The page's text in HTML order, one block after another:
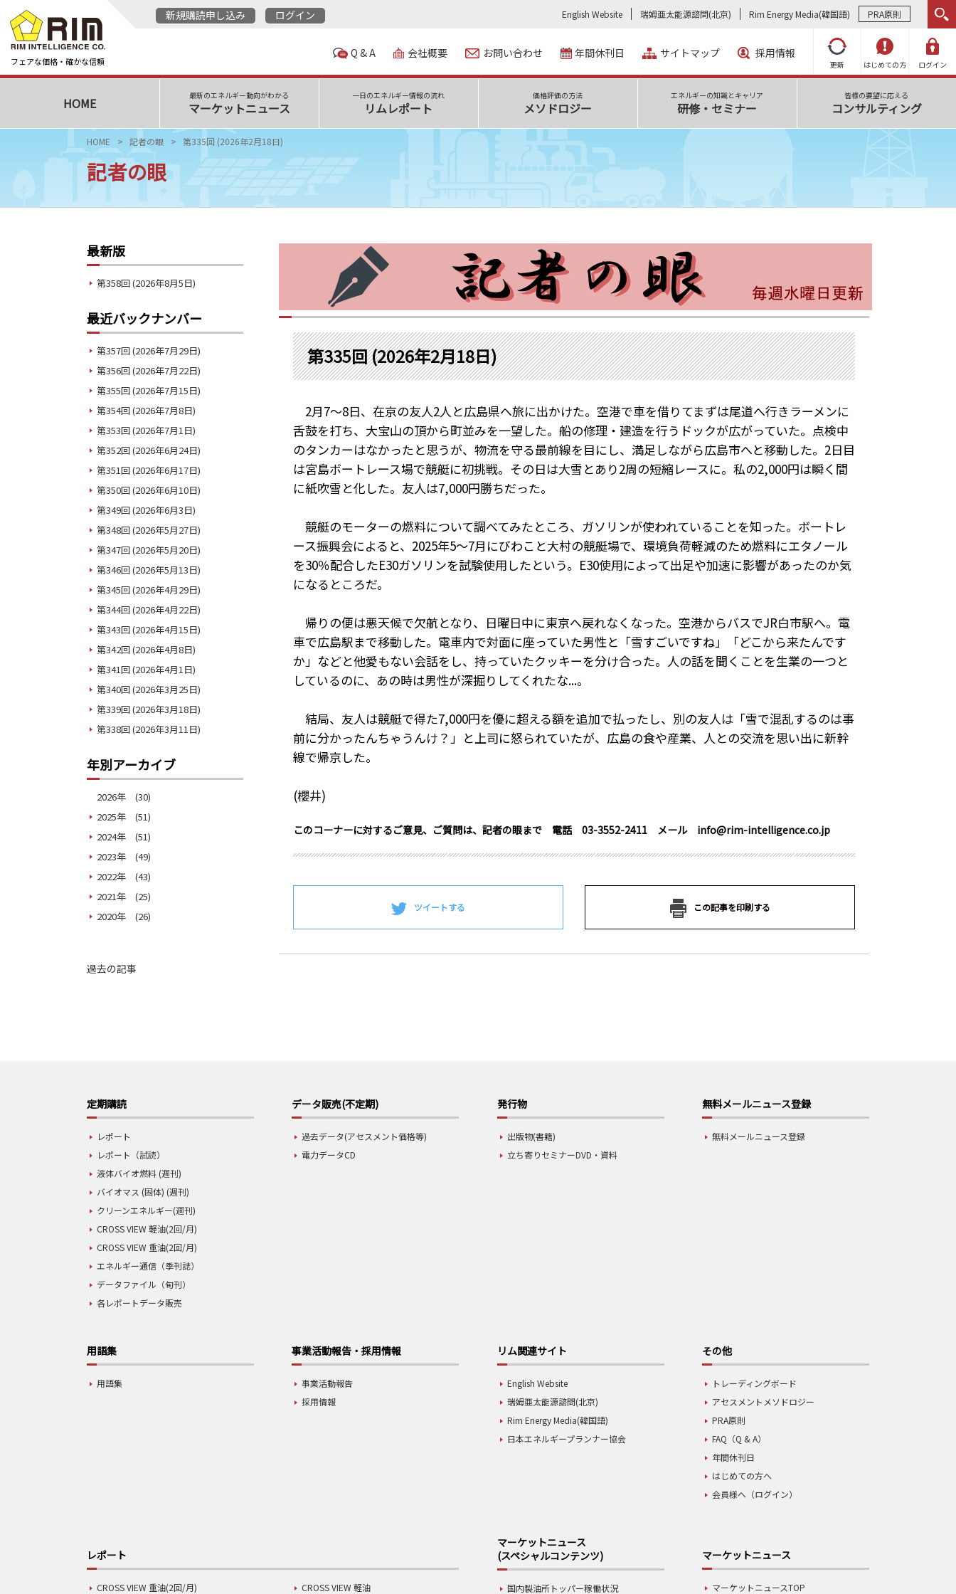
フェアな価格・確かな信頼
新規購読申し込み ログイン English Website 瑞姆亜太能源諮問(北京) Rim Energy Media(韓国語) PRA原則
更新 はじめての方 ログイン
Q & A 会社概要 お問い合わせ 年間休刊日 サイトマップ 採用情報
HOME 最新のエネルギー動向がわかる
マーケットニュース
一日のエネルギー情報の流れ
リムレポート
価格評価の方法
メソドロジー
エネルギーの知識とキャリア
研修・セミナー
皆様の要望に応える
コンサルティング
HOME 記者の眼 第335回 (2026年2月18日)
記者の眼
第335回 (2026年2月18日)
2月7～8日、在京の友人2人と広島県へ旅に出かけた。空港で車を借りてまずは尾道へ行きラーメンに
舌鼓を打ち、大宝山の頂から町並みを一望した。船の修理・建造を行うドックが広がっていた。点検中
のタンカーはなかったと思うが、物流を守る最前線を目にし、満足しながら広島市へと移動した。 2日目
は宮島ボートレース場で競艇に初挑戦。その日は大雪とあり2周の短縮レースに。私の2,000円は瞬く間
に紙吹雪と化した。友人は7,000円勝ちだった。
競艇のモーターの燃料について調べてみたところ、ガソリンが使われていることを知った。ボートレ
ース振興会によると、 2025年5～7月にびわこと大村の競艇場で、環境負荷軽減のため燃料にエタノール
を30％配合したE30ガソリンを試験使用したという。 E30使用によって出足や加速に影響があったのか気
になるところだ。
帰りの便は悪天候で欠航となり、日曜日中に東京へ戻れなくなった。空港からバスでJR白市駅へ。電
車で広島駅まで移動した。電車内で対面に座っていた男性と「雪すごいですね」「どこから来たんです
か」などと他愛もない会話をし、持っていたクッキーを分け合った。人の話を聞くことを生業の一つと
しているのに、あの時は男性が深掘りしてくれたな...。
結局、友人は競艇で得た7,000円を優に超える額を追加で払ったし、別の友人は「雪で混乱するのは事
前に分かったんちゃうんけ？」と上司に怒られていたが、広島の食や産業、人との交流を思い出に新幹
線で帰京した。
(櫻井)
このコーナーに対するご意見、ご質問は、記者の眼まで 電話 03-3552-2411 メール info@rim-intelligence.co.jp
ツイートする この記事を印刷する
最新版
第358回 (2026年8月5日)
最近バックナンバー
第357回 (2026年7月29日)
第356回 (2026年7月22日)
第355回 (2026年7月15日)
第354回 (2026年7月8日)
第353回 (2026年7月1日)
第352回 (2026年6月24日)
第351回 (2026年6月17日)
第350回 (2026年6月10日)
第349回 (2026年6月3日)
第348回 (2026年5月27日)
第347回 (2026年5月20日)
第346回 (2026年5月13日)
第345回 (2026年4月29日)
第344回 (2026年4月22日)
第343回 (2026年4月15日)
第342回 (2026年4月8日)
第341回 (2026年4月1日)
第340回 (2026年3月25日)
第339回 (2026年3月18日)
第338回 (2026年3月11日)
年別アーカイブ
2026年 (30)
2025年 (51)
2024年 (51)
2023年 (49)
2022年 (43)
2021年 (25)
2020年 (26)
過去の記事
定期購読
レポート
レポート（試読）
液体バイオ燃料 (週刊)
バイオマス (固体) (週刊)
クリーンエネルギー(週刊)
CROSS VIEW 軽油(2回/月)
CROSS VIEW 重油(2回/月)
エネルギー通信（季刊誌）
データファイル（旬刊）
各レポートデータ販売
データ販売(不定期)
過去データ(アセスメント価格等)
電力データCD
発行物
出版物(書籍)
立ち寄りセミナーDVD・資料
無料メールニュース登録
無料メールニュース登録
用語集
用語集
事業活動報告・採用情報
事業活動報告
採用情報
リム関連サイト
English Website
瑞姆亜太能源諮問(北京)
Rim Energy Media(韓国語)
日本エネルギープランナー協会
その他
トレーディングボード
アセスメントメソドロジー
PRA原則
FAQ（Q & A）
年間休刊日
はじめての方へ
会員様へ（ログイン）
レポート
CROSS VIEW 重油(2回/月) CROSS VIEW 軽油
マーケットニュース
(スペシャルコンテンツ)
国内製油所トッパー稼働状況
マーケットニュース
マーケットニュースTOP